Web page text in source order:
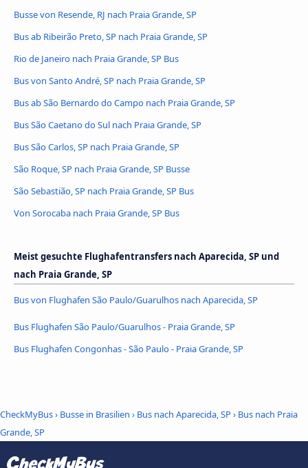
Busse von Resende, RJ nach Praia Grande, SP
Bus ab Ribeirão Preto, SP nach Praia Grande, SP
Rio de Janeiro nach Praia Grande, SP Bus
Bus von Santo André, SP nach Praia Grande, SP
Bus ab São Bernardo do Campo nach Praia Grande, SP
Bus São Caetano do Sul nach Praia Grande, SP
Bus São Carlos, SP nach Praia Grande, SP
São Roque, SP nach Praia Grande, SP Busse
São Sebastião, SP nach Praia Grande, SP Bus
Von Sorocaba nach Praia Grande, SP Bus
Meist gesuchte Flughafentransfers nach Aparecida, SP und
nach Praia Grande, SP
Bus von Flughafen São Paulo/Guarulhos nach Aparecida, SP
Bus Flughafen São Paulo/Guarulhos - Praia Grande, SP
Bus Flughafen Congonhas - São Paulo - Praia Grande, SP
CheckMyBus› Busse in Brasilien › Bus nach Aparecida, SP› Bus nach Praia
Grande, SP